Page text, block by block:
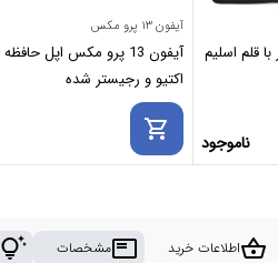
قلم اسلیم
ناموجود
آیفون ۱۳ پرو مکس
اکتیو و رجیستر شده
shopping_cart
shopping_basketاطلاعات خرید featured_play_listمشخصات tips_and_updates